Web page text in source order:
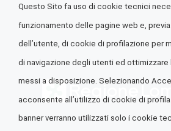
Questo Sito fa uso di cookie tecnici
funzionamento delle pagine web e,
dell’utente, di cookie di profilazione per
di navigazione degli utenti ed ottimizzare
messi a disposizione. Selezionando
acconsente all’utilizzo di cookie di
banner verranno utilizzati solo i cookie